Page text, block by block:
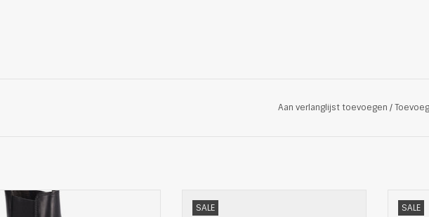
Aan verlanglijst toevoegen /
Mooie leder Laarzen van Billi Bi
subtiele logopin aan de buitenzijde
SALE SALE